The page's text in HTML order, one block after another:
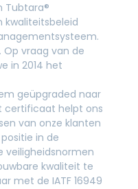
Tubtara®
kwaliteitsbeleid
Op vraag van de
in 2014 het
geüpgraded naar
certificaat helpt ons
van onze klanten
in de
veiligheidsnormen
kwaliteit te
met de IATF 16949